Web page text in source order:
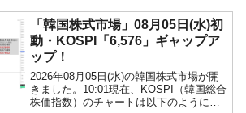
「韓国株式市場」08月05日(水)初
動・KOSPI「6,576」ギャップア
ップ！
2026年08月05日(水)の韓国株式市場が開
きました。10:01現在、KOSPI（韓国総合
株価指数）のチャートは以下のようにな